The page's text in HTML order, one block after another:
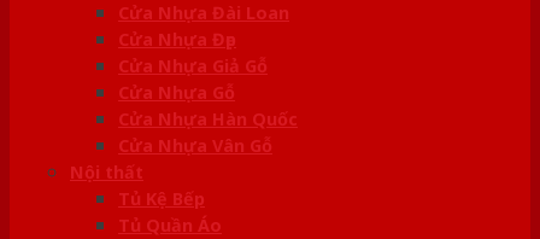
Cửa Nhựa Đài Loan
Cửa Nhựa Đẹp
Cửa Nhựa Giả Gỗ
Cửa Nhựa Gỗ
Cửa Nhựa Hàn Quốc
Cửa Nhựa Vân Gỗ
Nội thất
Tủ Kệ Bếp
Tủ Quần Áo